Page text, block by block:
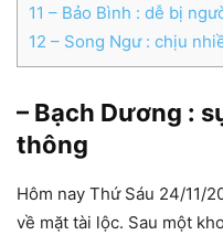
11 – Bảo Bình : dễ bị
12 – Song Ngư : chịu
– Bạch Dương :
thông
Hôm nay Thứ Sáu 24/11/
về mặt tài lộc. Sau một